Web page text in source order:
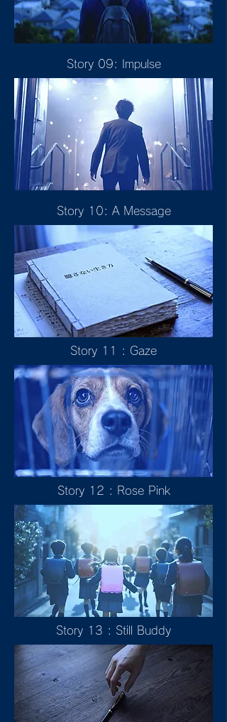
Story 09: Impulse
Story 10: A Message
Story 11 : Gaze
Story 12 : Rose Pink
Story 13 : Still Buddy